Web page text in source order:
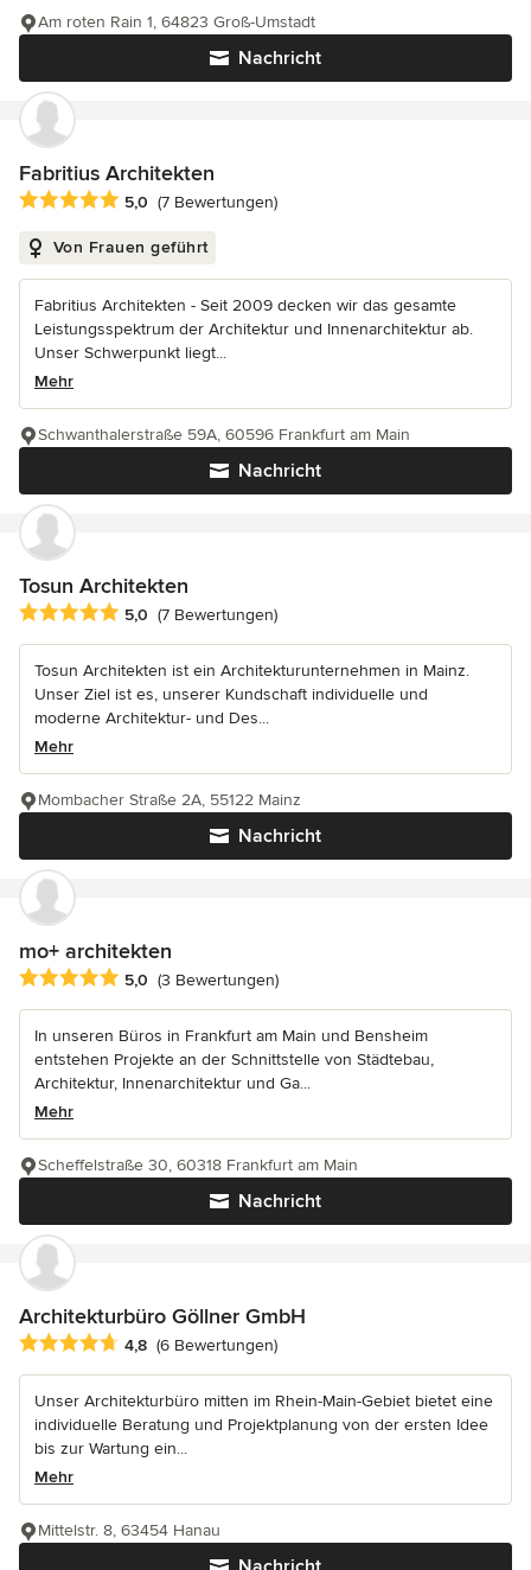
Nachricht
Am roten Rain 1, 64823 Groß-Umstadt
Fabritius Architekten
Durchschnittliche Bewertung: 5 von 5 Sternen
5,0 (7 Bewertungen)
Von Frauen geführt
Fabritius Architekten - Seit 2009 decken wir das gesamte
Leistungsspektrum der Architektur und Innenarchitektur ab.
Unser Schwerpunkt liegt...
Mehr
Nachricht
Schwanthalerstraße 59A, 60596 Frankfurt am Main
Tosun Architekten
Durchschnittliche Bewertung: 5 von 5 Sternen
5,0 (7 Bewertungen)
Tosun Architekten ist ein Architekturunternehmen in Mainz.
Unser Ziel ist es, unserer Kundschaft individuelle und
moderne Architektur- und Des...
Mehr
Nachricht
Mombacher Straße 2A, 55122 Mainz
mo+ architekten
Durchschnittliche Bewertung: 5 von 5 Sternen
5,0 (3 Bewertungen)
In unseren Büros in Frankfurt am Main und Bensheim
entstehen Projekte an der Schnittstelle von Städtebau,
Architektur, Innenarchitektur und Ga...
Mehr
Nachricht
Scheffelstraße 30, 60318 Frankfurt am Main
Architekturbüro Göllner GmbH
Durchschnittliche Bewertung: 4.8 von 5 Sternen
4,8 (6 Bewertungen)
Unser Architekturbüro mitten im Rhein-Main-Gebiet bietet eine
individuelle Beratung und Projektplanung von der ersten Idee
bis zur Wartung ein...
Mehr
Mittelstr. 8, 63454 Hanau